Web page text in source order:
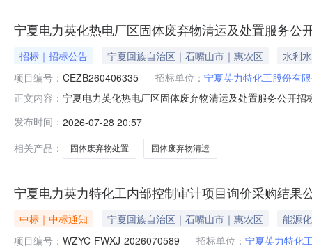
宁夏电力英化热电厂区固体废弃物清运及处置服务公
招标｜招标公告 宁夏回族自治区｜石嘴山市｜惠农区
水利
项目编号： CEZB260406335 招标单位： 宁夏英力特化工股份有
正文内容： 宁夏电力英化热电厂区固体废弃物清运及处置服务公开
能源集团国际工程咨询有限公司。本项目已具备招标条
况：宁夏英力特化工股份有限
发布时间： 2026-07-28 20:57
相关产品：
固体废弃物处置 固体废弃物清运
宁夏电力英力特化工内部控制审计项目询价采购结果
中标｜中标通知 宁夏回族自治区｜石嘴山市｜惠农区
能源
项目编号： WZYC-FWXJ-2026070589 招标单位： 宁夏英力特化